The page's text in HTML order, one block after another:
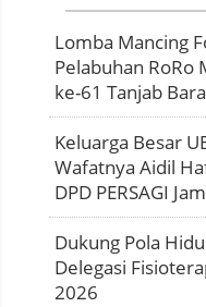
Lomba Mancing
Pelabuhan RoRo
ke-61 Tanjab
Keluarga Besar
Wafatnya Aidil
DPD PERSAGI
Dukung Pola
Delegasi
2026